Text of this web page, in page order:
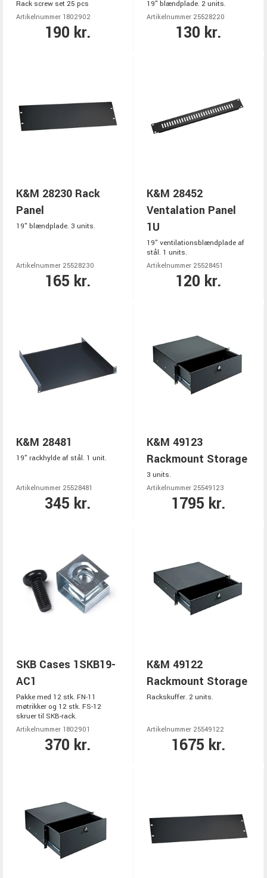
Rack screw set 25 pcs
Artikelnummer 1802902
190 kr.
19" blændplade. 2 units.
Artikelnummer 25528220
130 kr.
K&M 28230 Rack
Panel
19" blændplade. 3 units.
Artikelnummer 25528230
165 kr.
K&M 28452
Ventalation Panel
1U
19" ventilationsblændplade af
stål. 1 units.
Artikelnummer 25528451
120 kr.
K&M 28481
19" rackhylde af stål. 1 unit.
Artikelnummer 25528481
345 kr.
K&M 49123
Rackmount Storage
3 units.
Artikelnummer 25549123
1795 kr.
SKB Cases 1SKB19-
AC1
Pakke med 12 stk. FN-11
møtrikker og 12 stk. FS-12
skruer til SKB-rack.
Artikelnummer 1802901
370 kr.
K&M 49122
Rackmount Storage
Rackskuffer. 2 units.
Artikelnummer 25549122
1675 kr.